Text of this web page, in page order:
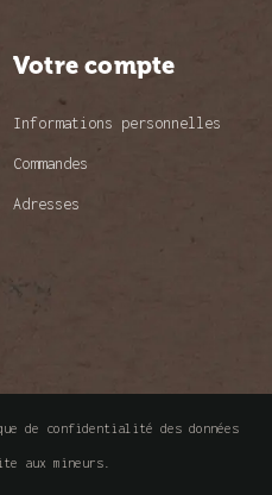
Votre compte
Informations personnelles
Commandes
Adresses
de confidentialité des données
aux mineurs.